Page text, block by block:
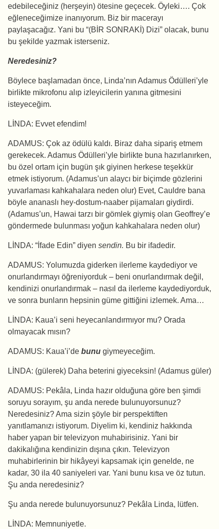
edebileceğiniz (herşeyin) ötesine geçecek. Öyleki…. Çok
eğleneceğimize inanıyorum. Biz bir macerayı
paylaşacağız. Yani bu “(BİR SONRAKİ) Dizi” olacak, bunu
bu şekilde yazmak isterseniz.
Neredesiniz?
Böylece başlamadan önce, Linda’nın Adamus Ödülleri’yle
birlikte mikrofonu alıp izleyicilerin yanına gitmesini
isteyeceğim.
LİNDA: Evvet efendim!
ADAMUS: Çok az ödülü kaldı. Biraz daha sipariş etmem
gerekecek. Adamus Ödülleri’yle birlikte buna hazırlanırken,
bu özel ortam için bugün şık giyinen herkese teşekkür
etmek istiyorum. (Adamus’un alaycı bir biçimde gözlerini
yuvarlaması kahkahalara neden olur) Evet, Cauldre bana
böyle ananaslı hey-dostum-naaber pijamaları giydirdi.
(Adamus’un, Hawai tarzı bir gömlek giymiş olan Geoffrey’e
göndermede bulunması yoğun kahkahalara neden olur)
LİNDA: “İfade Edin” diyen sendin. Bu bir ifadedir.
ADAMUS: Yolumuzda giderken ilerleme kaydediyor ve
onurlandırmayı öğreniyorduk – beni onurlandırmak değil,
kendinizi onurlandırmak – nasıl da ilerleme kaydediyorduk,
ve sonra bunların hepsinin güme gittiğini izlemek. Ama…
LİNDA: Kaua’i seni heyecanlandırmıyor mu? Orada
olmayacak mısın?
ADAMUS: Kaua’i’de bunu giymeyeceğim.
LİNDA: (gülerek) Daha beterini giyeceksin! (Adamus güler)
ADAMUS: Pekâla, Linda hazır olduğuna göre ben şimdi
soruyu sorayım, şu anda nerede bulunuyorsunuz?
Neredesiniz? Ama sizin şöyle bir perspektiften
yanıtlamanızı istiyorum. Diyelim ki, kendiniz hakkında
haber yapan bir televizyon muhabirisiniz. Yani bir
dakikalığına kendinizin dışına çıkın. Televizyon
muhabirlerinin bir hikâyeyi kapsamak için genelde, ne
kadar, 30 ila 40 saniyeleri var. Yani bunu kısa ve öz tutun.
Şu anda neredesiniz?
Şu anda nerede bulunuyorsunuz? Pekâla Linda, lütfen.
LİNDA: Memnuniyetle.